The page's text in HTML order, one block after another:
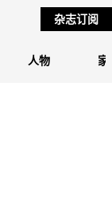
人物 家
杂志订阅